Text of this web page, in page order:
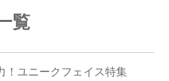
覧
！ユニークフェイス特集